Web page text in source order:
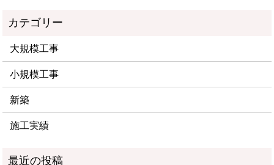
大規模工事
小規模工事
新築
施工実績